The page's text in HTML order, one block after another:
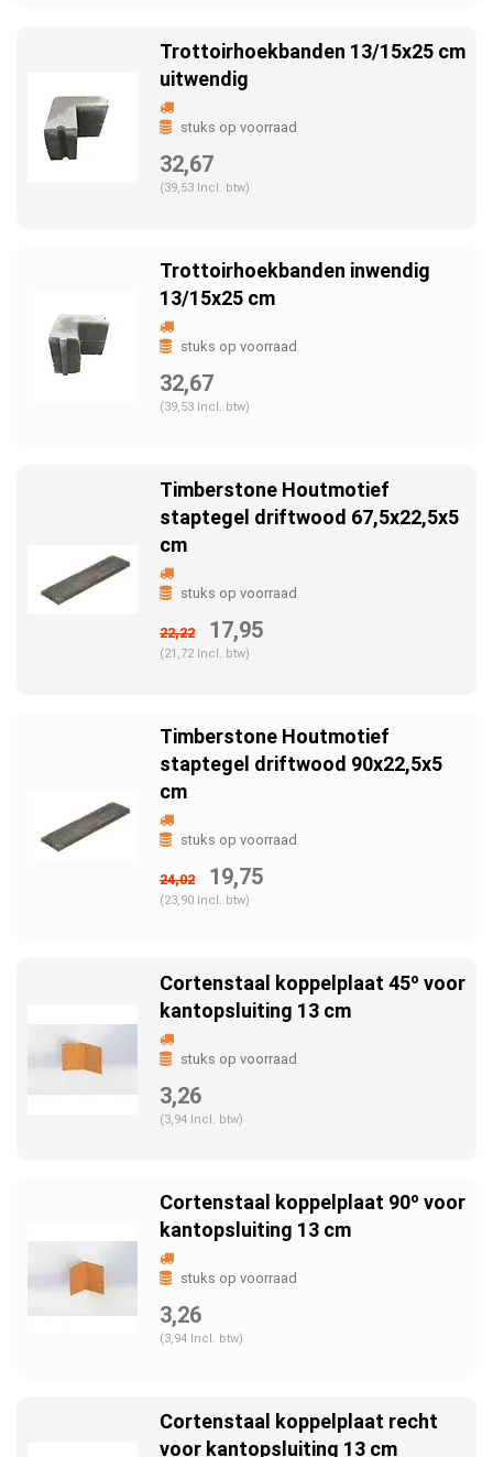
Trottoirhoekbanden 13/15x25 cm
uitwendig
stuks op voorraad
32,67
(39,53 Incl. btw)
Trottoirhoekbanden inwendig
13/15x25 cm
stuks op voorraad
32,67
(39,53 Incl. btw)
Timberstone Houtmotief
staptegel driftwood 67,5x22,5x5
cm
stuks op voorraad
22,22 17,95
(21,72 Incl. btw)
Timberstone Houtmotief
staptegel driftwood 90x22,5x5
cm
stuks op voorraad
24,02 19,75
(23,90 Incl. btw)
Cortenstaal koppelplaat 45º voor
kantopsluiting 13 cm
stuks op voorraad
3,26
(3,94 Incl. btw)
Cortenstaal koppelplaat 90º voor
kantopsluiting 13 cm
stuks op voorraad
3,26
(3,94 Incl. btw)
Cortenstaal koppelplaat recht
voor kantopsluiting 13 cm